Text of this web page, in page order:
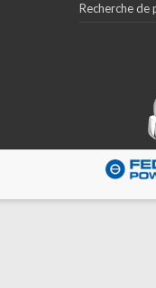
Recherche de